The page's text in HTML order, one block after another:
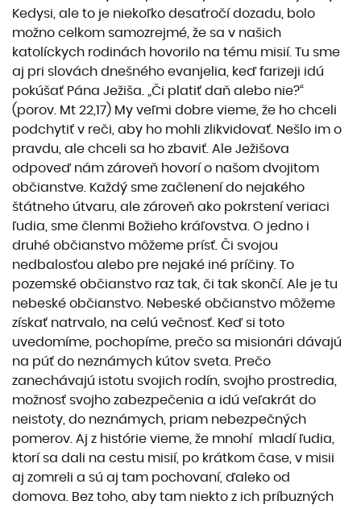
Kedysi, ale to je niekoľko desaťročí dozadu, bolo
možno celkom samozrejmé, že sa v našich
katolíckych rodinách hovorilo na tému misií. Tu sme
aj pri slovách dnešného evanjelia, keď farizeji idú
pokúšať Pána Ježiša. „Či platiť daň alebo nie?“
(porov. Mt 22,17) My veľmi dobre vieme, že ho chceli
podchytiť v reči, aby ho mohli zlikvidovať. Nešlo im o
pravdu, ale chceli sa ho zbaviť. Ale Ježišova
odpoveď nám zároveň hovorí o našom dvojitom
občianstve. Každý sme začlenení do nejakého
štátneho útvaru, ale zároveň ako pokrstení veriaci
ľudia, sme členmi Božieho kráľovstva. O jedno i
druhé občianstvo môžeme prísť. Či svojou
nedbalosťou alebo pre nejaké iné príčiny. To
pozemské občianstvo raz tak, či tak skončí. Ale je tu
nebeské občianstvo. Nebeské občianstvo môžeme
získať natrvalo, na celú večnosť. Keď si toto
uvedomíme, pochopíme, prečo sa misionári dávajú
na púť do neznámych kútov sveta. Prečo
zanechávajú istotu svojich rodín, svojho prostredia,
možnosť svojho zabezpečenia a idú veľakrát do
neistoty, do neznámych, priam nebezpečných
pomerov. Aj z histórie vieme, že mnohí mladí ľudia,
ktorí sa dali na cestu misií, po krátkom čase, v misii
aj zomreli a sú aj tam pochovaní, ďaleko od
domova. Bez toho, aby tam niekto z ich príbuzných